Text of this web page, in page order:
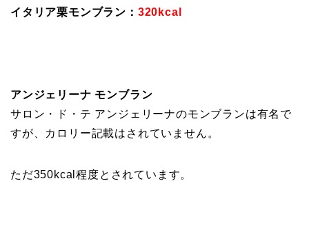
イタリア栗モンブラン： 320kcal
アンジェリーナ モンブラン
サロン・ド・テ アンジェリーナのモンブランは有名で
すが、カロリー記載はされていません。
ただ350kcal程度とされています。